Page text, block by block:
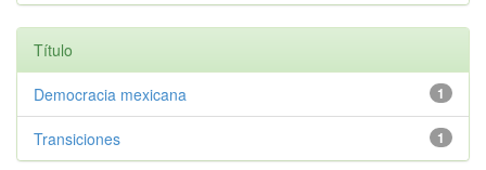
Título
1
Democracia mexicana
1
Transiciones